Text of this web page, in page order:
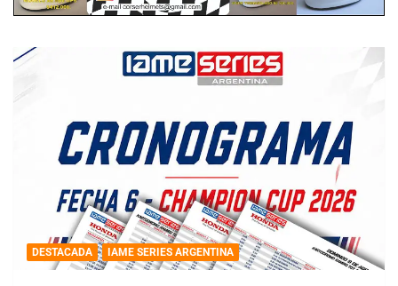
DESTACADA IAME SERIES ARGENTINA